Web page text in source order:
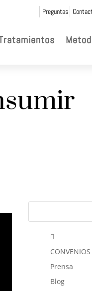
Preguntas

CONVENIOS
Prensa
Blog